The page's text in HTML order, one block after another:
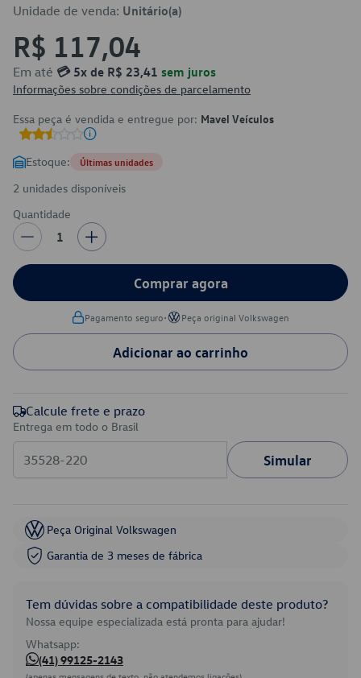
Unidade de venda: Unitário(a)
R$ 117,04
Em até 💳 5x de R$ 23,41 sem juros
Informações sobre condições de parcelamento
Essa peça é vendida e entregue por: Mavel Veículos
Estoque: Últimas unidades
2 unidades disponíveis
Quantidade
1
Comprar agora
Pagamento seguro• Peça original Volkswagen
Adicionar ao carrinho
Calcule frete e prazo
Entrega em todo o Brasil
Simular
Peça Original Volkswagen
Garantia de 3 meses de fábrica
Tem dúvidas sobre a compatibilidade deste produto?
Nossa equipe especializada está pronta para ajudar!
Whatsapp:
(41) 99125-2143